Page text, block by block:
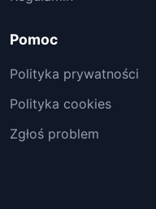
Pomoc
Polityka prywatności
Polityka cookies
Zgłoś problem